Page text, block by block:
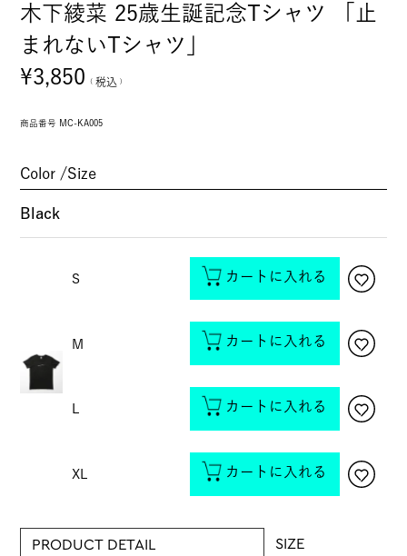
木下綾菜 25歳生誕記念Tシャツ 「止
まれないTシャツ」
¥3,850 税込
商品番号 MC-KA005
Color Size
Black
S カートに入れる
M カートに入れる
カートに入れる
XL カートに入れる
PRODUCT DETAIL SIZE